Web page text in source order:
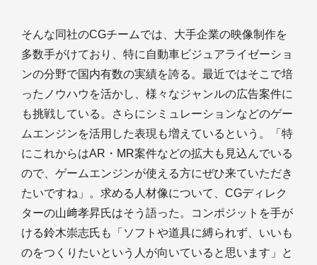
そんな同社のCGチームでは、大手企業の映像制作を
多数手がけており、特に自動車ビジュアライゼーショ
ンの分野で国内有数の実績を誇る。最近ではそこで培
ったノウハウを活かし、様々なジャンルの広告案件に
も挑戦している。さらにシミュレーションなどのゲー
ムエンジンを活用した表現も増えているという。「特
にこれからはAR・MR案件などの拡大も見込んでいる
ので、ゲームエンジンが使える方にぜひ来ていただき
たいですね」。求める人材像について、CGディレク
ターの山﨑孝昇氏はそう語った。コンポジットを手が
ける鈴木崇志氏も「ソフトや道具に縛られず、いいも
のをつくりたいという人が向いていると思います」と